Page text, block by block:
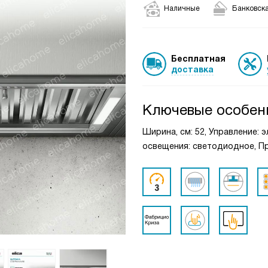
Наличные
Бесплатная
доставка
Ключевые
Ширина, см: 52, Управление:
освещения: светодиодное,